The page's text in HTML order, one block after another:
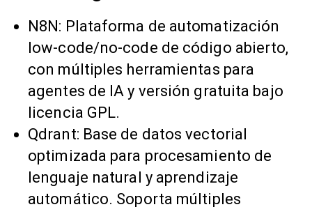
N8N: Plataforma de automatización
low-code/no-code de código abierto,
con múltiples herramientas para
agentes de IA y versión gratuita bajo
licencia GPL.
Qdrant: Base de datos vectorial
optimizada para procesamiento de
lenguaje natural y aprendizaje
automático. Soporta múltiples